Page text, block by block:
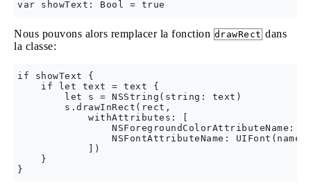
Nous pouvons alors remplacer la fonction drawRect dans
la classe:
if showText {
    if let text = text {
        let s = NSString(string: text)
        s.drawInRect(rect,
            withAttributes: [
NSForegroundColorAttributeName:
NSFontAttributeName:
            ])
    }